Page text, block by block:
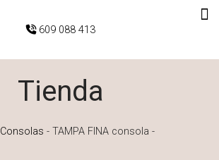
609 088 413
Tienda
Consolas - TAMPA FINA consola -